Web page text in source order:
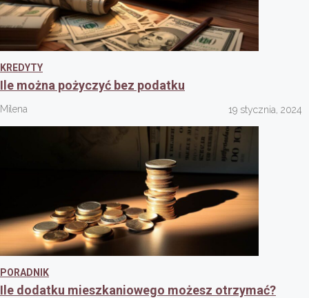
KREDYTY
Ile można pożyczyć bez podatku
Milena 19 stycznia, 2024
PORADNIK
Ile dodatku mieszkaniowego możesz otrzymać?